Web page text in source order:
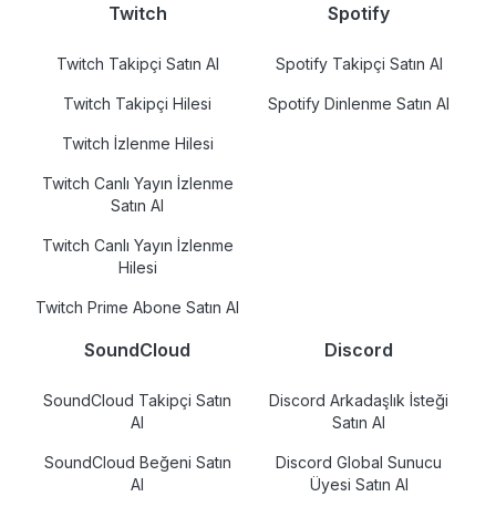
Twitch
Twitch Takipçi Satın Al
Twitch Takipçi Hilesi
Twitch İzlenme Hilesi
Twitch Canlı Yayın İzlenme
Satın Al
Twitch Canlı Yayın İzlenme
Hilesi
Twitch Prime Abone Satın Al
Spotify
Spotify Takipçi Satın Al
Spotify Dinlenme Satın Al
SoundCloud
SoundCloud Takipçi Satın
Al
SoundCloud Beğeni Satın
Al
Discord
Discord Arkadaşlık İsteği
Satın Al
Discord Global Sunucu
Üyesi Satın Al